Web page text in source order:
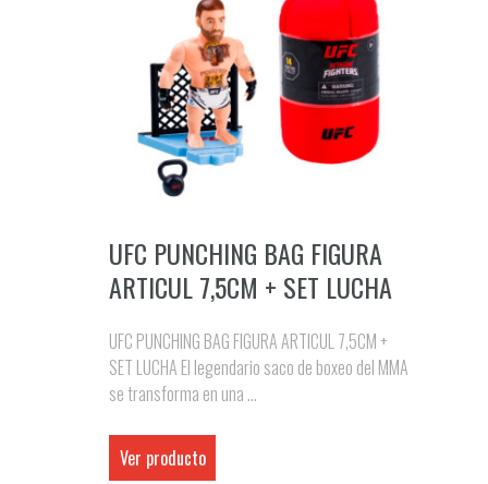
UFC PUNCHING BAG FIGURA
ARTICUL 7,5CM + SET LUCHA
UFC PUNCHING BAG FIGURA ARTICUL 7,5CM +
SET LUCHA El legendario saco de boxeo del MMA
se transforma en una ...
Ver producto